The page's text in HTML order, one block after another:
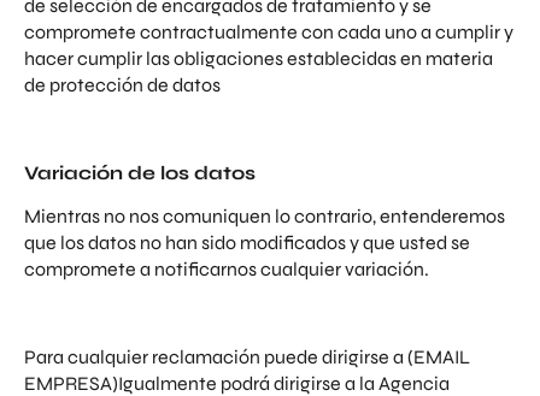
de selección de encargados de tratamiento y se
compromete contractualmente con cada uno a cumplir y
hacer cumplir las obligaciones establecidas en materia
de protección de datos
Variación de los datos
Mientras no nos comuniquen lo contrario, entenderemos
que los datos no han sido modificados y que usted se
compromete a notificarnos cualquier variación.
Para cualquier reclamación puede dirigirse a (EMAIL
EMPRESA)Igualmente podrá dirigirse a la Agencia